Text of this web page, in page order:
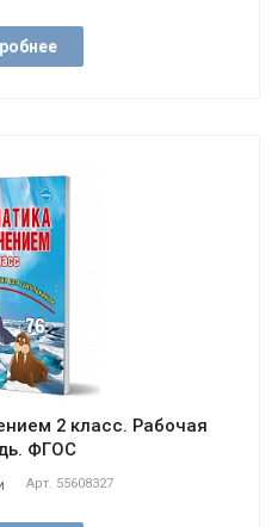
2 класс. Рабочая
ФГОС
Арт. 55608327